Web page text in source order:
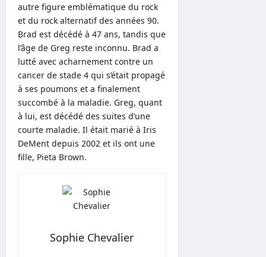
autre figure emblématique du rock
et du rock alternatif des années 90.
Brad est décédé à 47 ans, tandis que
l’âge de Greg reste inconnu. Brad a
lutté avec acharnement contre un
cancer de stade 4 qui s’était propagé
à ses poumons et a finalement
succombé à la maladie. Greg, quant
à lui, est décédé des suites d’une
courte maladie. Il était marié à Iris
DeMent depuis 2002 et ils ont une
fille, Pieta Brown.
Sophie Chevalier